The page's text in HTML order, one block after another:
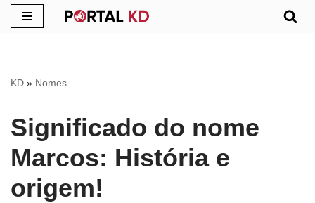
conteúdo
KD » Nomes
Significado do nome
Marcos: História e
origem!